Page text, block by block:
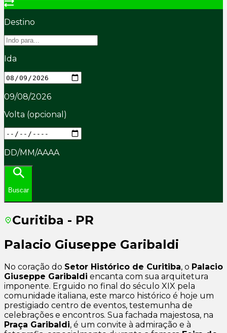
Destino
Ida
09/08/2026
Volta (opcional)
DD/MM/AAAA
Buscar
Curitiba - PR
Palacio Giuseppe Garibaldi
No coração do Setor Histórico de Curitiba, o Palacio
Giuseppe Garibaldi encanta com sua arquitetura
imponente. Erguido no final do século XIX pela
comunidade italiana, este marco histórico é hoje um
prestigiado centro de eventos, testemunha de
celebrações e encontros. Sua fachada majestosa, na
Praça Garibaldi, é um convite à admiração e à